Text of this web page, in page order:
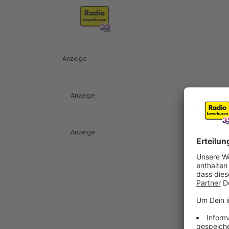
Anzeige
Anzeige
Anzeige